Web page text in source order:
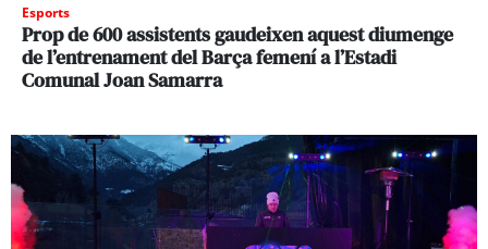
Esports
Prop de 600 assistents gaudeixen aquest diumenge
de l’entrenament del Barça femení a l’Estadi
Comunal Joan Samarra